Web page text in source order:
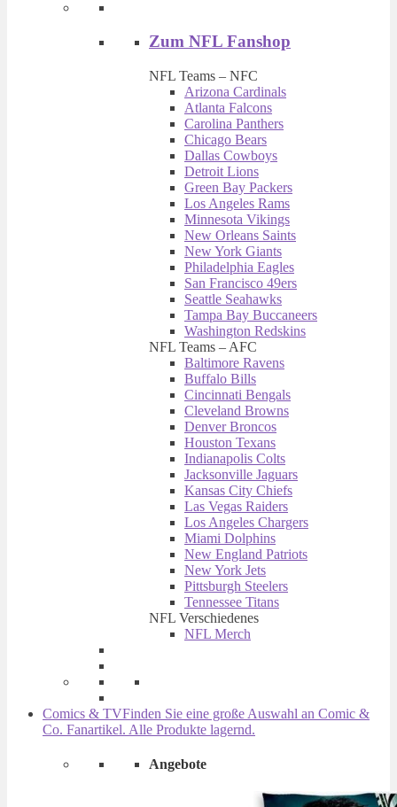
Zum NFL Fanshop
NFL Teams – NFC
Arizona Cardinals
Atlanta Falcons
Carolina Panthers
Chicago Bears
Dallas Cowboys
Detroit Lions
Green Bay Packers
Los Angeles Rams
Minnesota Vikings
New Orleans Saints
New York Giants
Philadelphia Eagles
San Francisco 49ers
Seattle Seahawks
Tampa Bay Buccaneers
Washington Redskins
NFL Teams – AFC
Baltimore Ravens
Buffalo Bills
Cincinnati Bengals
Cleveland Browns
Denver Broncos
Houston Texans
Indianapolis Colts
Jacksonville Jaguars
Kansas City Chiefs
Las Vegas Raiders
Los Angeles Chargers
Miami Dolphins
New England Patriots
New York Jets
Pittsburgh Steelers
Tennessee Titans
NFL Verschiedenes
NFL Merch
Comics & TVFinden Sie eine große Auswahl an Comic &
Co. Fanartikel. Alle Produkte lagernd.
Angebote